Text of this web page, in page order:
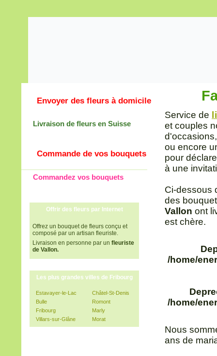
Envoyer des fleurs à domicile
Livraison de fleurs en Suisse
Commande de vos bouquets
Commandez vos bouquets
Offrir des fleurs par Internet
Offrez un bouquet de fleurs conçu et
composé par un artisan fleuriste.
Livraison en personne par un fleuriste
de Vallon.
Les plus grandes villes de Fribourg
Estavayer-le-Lac
Châtel-St-Denis
Bulle
Romont
Fribourg
Marly
Villars-sur-Glâne
Morat
Service de
et couples
ou encore
pour
à une
Ci-dessous
des
Vallon ont
est chère.
/home/
/home/
Nous
ans de